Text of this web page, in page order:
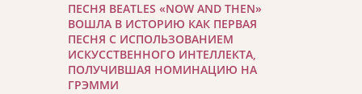
ПЕСНЯ BEATLES «NOW AND THEN»
ВОШЛА В ИСТОРИЮ КАК ПЕРВАЯ
ПЕСНЯ С ИСПОЛЬЗОВАНИЕМ
ИСКУССТВЕННОГО ИНТЕЛЛЕКТА,
ПОЛУЧИВШАЯ НОМИНАЦИЮ НА
ГРЭММИ